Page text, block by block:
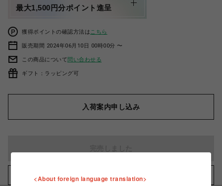
最大1,500円分ポイント進呈
獲得ポイントの確認方法は こちら
販売期間 2024年06月10日 00時00分 〜
この商品について問い合わせる
ギフト：ラッピング可
入荷案内申し込み
<About foreign language translation>